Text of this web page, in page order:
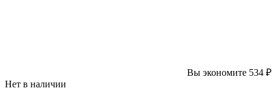
Вы экономите 534 ₽
Нет в наличии